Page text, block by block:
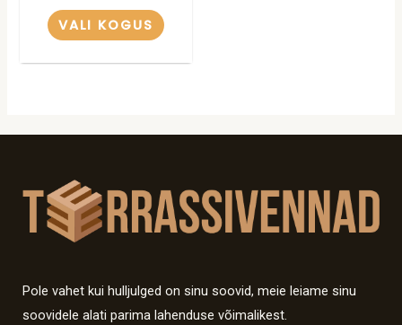
VALI KOGUS
Pole vahet kui hulljulged on sinu soovid, meie leiame sinu
soovidele alati parima lahenduse võimalikest.